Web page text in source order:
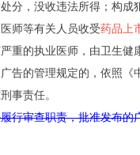
分，没收违法所得；构成
师等有关人员收受药品上
重的执业医师，由卫生
告的管理规定的，依照《
事责任。
行审查职责，批准发布